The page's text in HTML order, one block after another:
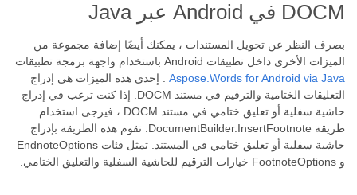
DOCM في Android عبر Java
بصرف النظر عن تحويل المستندات ، يمكنك أيضًا إضافة مجموعة من
الميزات الأخرى داخل تطبيقات Android باستخدام واجهة برمجة تطبيقات
Aspose.Words for Android via Java . إحدى هذه الميزات هي إدراج
التعليقات الختامية والترقيم في مستند DOCM. إذا كنت ترغب في إدراج
حاشية سفلية أو تعليق ختامي في مستند DOCM ، فيرجى استخدام
طريقة DocumentBuilder.InsertFootnote. تقوم هذه الطريقة بإدراج
حاشية سفلية أو تعليق ختامي في المستند. تمثل فئات EndnoteOptions
و FootnoteOptions خيارات الترقيم للحاشية السفلية والتعليق الختامي.